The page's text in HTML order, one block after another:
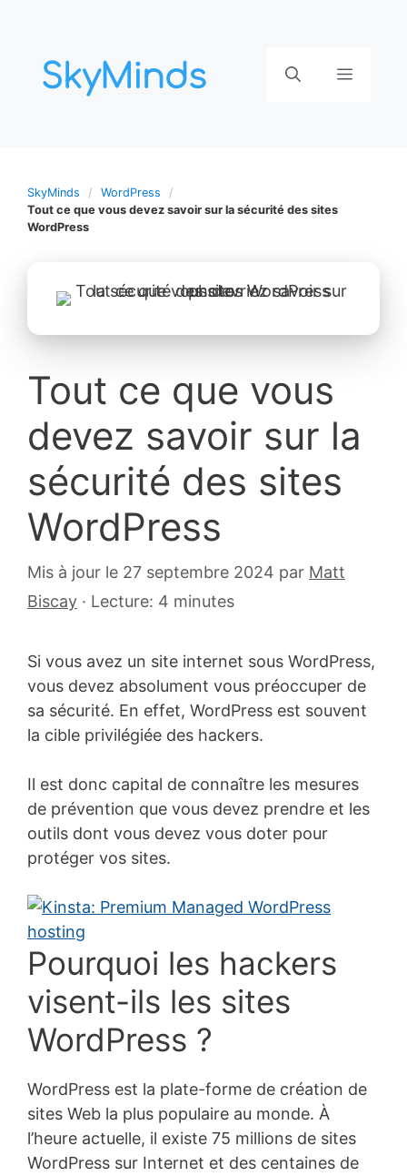
contenu
Menu
SkyMinds
WordPress
Tout ce que vous devez savoir sur la sécurité des sites
WordPress
Tout ce que vous
devez savoir sur la
sécurité des sites
WordPress
Mis à jour le 27 septembre 2024 30
par Matt
Biscay · Lecture: 4 minutes
Si vous avez un site internet sous WordPress,
vous devez absolument vous préoccuper de
sa sécurité. En effet, WordPress est souvent
la cible privilégiée des hackers.
Il est donc capital de connaître les mesures
de prévention que vous devez prendre et les
outils dont vous devez vous doter pour
protéger vos sites.
Pourquoi les hackers
visent-ils les sites
WordPress ?
WordPress est la plate-forme de création de
sites Web la plus populaire au monde. À
l’heure actuelle, il existe 75 millions de sites
WordPress sur Internet et des centaines de